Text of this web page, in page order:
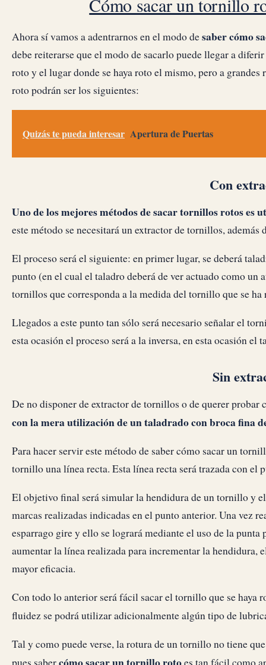
Cómo sacar un tornillo
Ahora sí vamos a adentrarnos en el modo desaber cómo
debe reiterarse que el modo de sacarlo puede llegar a
roto y el lugar donde se haya roto el mismo, pero a
roto podrán ser los siguientes:
Quizás te pueda interesar Apertura de Puertas
Con
Uno de los mejores métodos de sacar tornillos rotos
este método se necesitará un extractor de tornillos,
El proceso será el siguiente: en primer lugar, se deberá
punto (en el cual el taladro deberá de ver actuado como
tornillos que corresponda a la medida del tornillo que se ha
Llegados a este punto tan sólo será necesario señalar el
esta ocasión el proceso será a la inversa, en esta ocasión
Sin
De no disponer de extractor de tornillos o de querer
con la mera utilización de un taladrado con broca fina
Para hacer servir este método de saber cómo sacar un
tornillo una línea recta. Esta línea recta será trazada con el
El objetivo final será simular la hendidura de un tornillo y
marcas realizadas indicadas en el punto anterior. Una vez
esparrago gire y ello se logrará mediante el uso de la
aumentar la línea realizada para incrementar la
mayor eficacia.
Con todo lo anterior será fácil sacar el tornillo que se haya
fluidez se podrá utilizar adicionalmente algún tipo de
Tal y como puede verse, la rotura de un tornillo no tiene